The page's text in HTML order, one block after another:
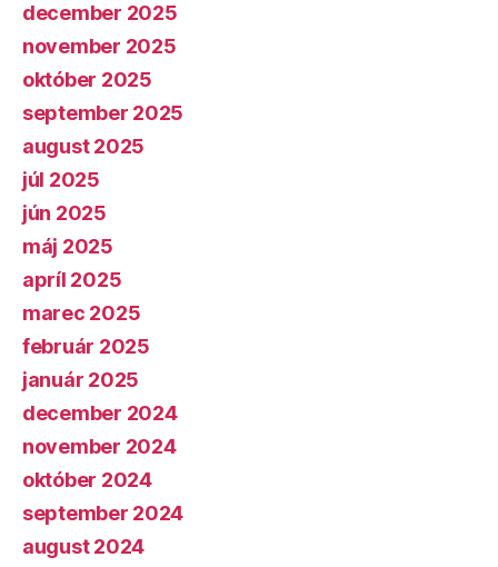
december 2025
november 2025
október 2025
september 2025
august 2025
júl 2025
jún 2025
máj 2025
apríl 2025
marec 2025
február 2025
január 2025
december 2024
november 2024
október 2024
september 2024
august 2024